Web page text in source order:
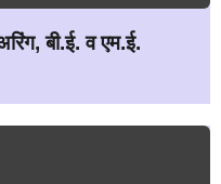
बी.ई. व एम.ई.